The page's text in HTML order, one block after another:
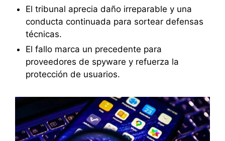
El tribunal aprecia daño irreparable y una
conducta continuada para sortear defensas
técnicas.
El fallo marca un precedente para
proveedores de spyware y refuerza la
protección de usuarios.